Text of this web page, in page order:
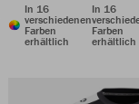
In 16
verschiedenen
Farben
erhältlich
In 16
Farben
erhältlich